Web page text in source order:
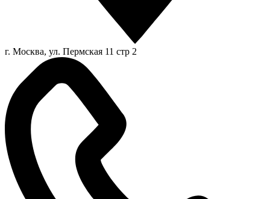
г. Москва, ул. Пермская 11 стр 2